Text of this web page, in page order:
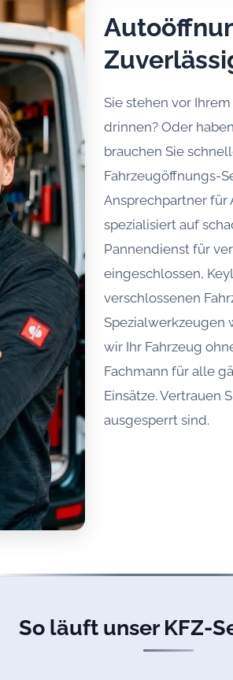
Sie stehen vor
drinnen? Oder
brauchen Sie
Fahrzeugöffnungs-
Ansprechpartner für
spezialisiert auf
Pannendienst für
eingeschlossen,
verschlossenen
Spezialwerkzeugen
wir Ihr Fahrzeug
Fachmann für alle
Einsätze. Vertrauen
ausgesperrt sind.
So läuft unser KFZ-